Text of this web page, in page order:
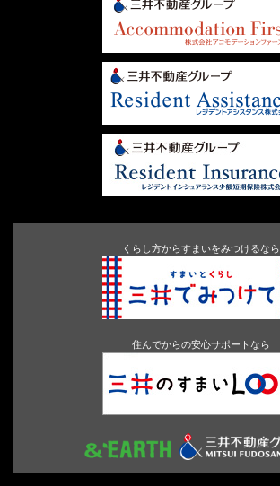
くらし方からすまいをみつけるなら
住んでからの安心サポートなら